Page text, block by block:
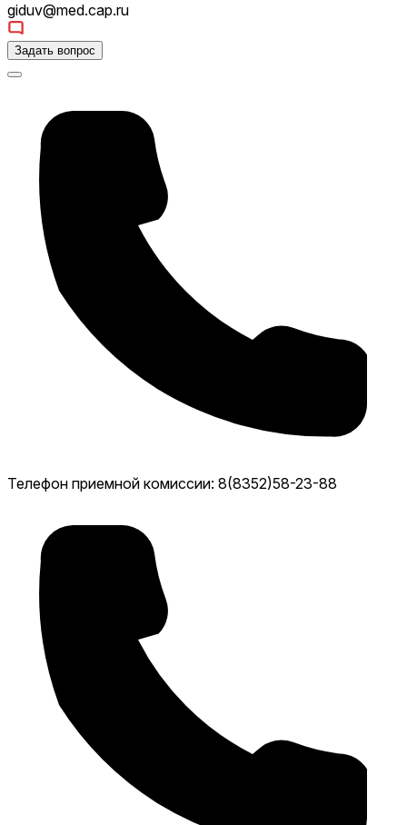
giduv@med.cap.ru
Задать вопрос
Телефон приемной комиссии: 8(8352)58-23-88